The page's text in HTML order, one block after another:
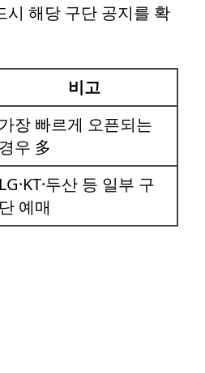
시 해당 구단 공지를 확
비고
가장 빠르게 오픈되는
경우 多
LG·KT·두산 등 일부 구
단 예매